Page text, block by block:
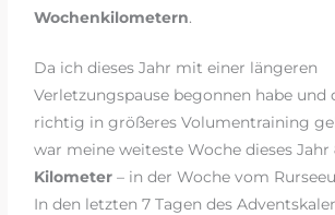
Wochenkilometern.
Da ich dieses Jahr mit einer längeren
Verletzungspause begonnen habe und
richtig in größeres Volumentraining
war meine weiteste Woche dieses Jahr
Kilometer – in der Woche vom
In den letzten 7 Tagen des